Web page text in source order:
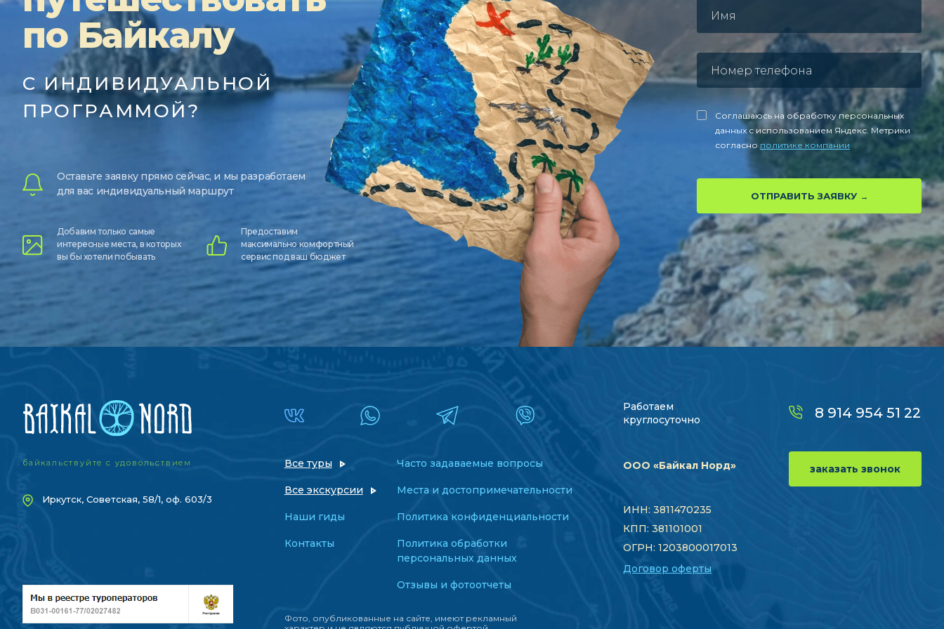
по Байкалу
С ИНДИВИДУАЛЬНОЙ
ПРОГРАММОЙ?
Оставьте заявку прямо сейчас, и мы разработаем
для вас индивидуальный маршрут
Добавим только самые
интересные места, в которых
вы бы хотели побывать
Предоставим
максимально комфортный
сервис под ваш бюджет
Соглашаюсь на обработку персональных
данных с использованием Яндекс. Метрики
согласно политике компании
ОТПРАВИТЬ ЗАЯВКУ
байкальствуйте с удовольствием
Иркутск, Советская, 58/1, оф. 603/3
Все туры
Все экскурсии
Наши гиды
Контакты
Часто задаваемые вопросы
Места и достопримечательности
Политика конфиденциальности
Политика обработки
персональных данных
Отзывы и фотоотчеты
Фото, опубликованные на сайте, имеют рекламный
Работаем
круглосуточно
ООО «Байкал Норд»
ИНН: 3811470235
КПП: 381101001
ОГРН: 1203800017013
Договор оферты
8 914 954 51 22
заказать звонок